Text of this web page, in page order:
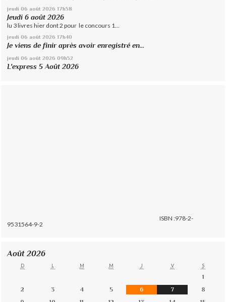
jeudi 06 août 2026 17h58
Jeudi 6 août 2026
lu 3 livres hier dont 2 pour le concours 1...
jeudi 06 août 2026 17h40
Je viens de finir après avoir enregistré en...
jeudi 06 août 2026 09h52
L'express 5 Août 2026
ISBN :978-2-
9531564-9-2
Août 2026
D L M M J V S
1
2
3 4 5 6 7
8